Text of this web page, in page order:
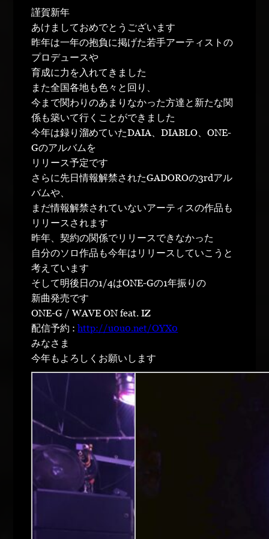
謹賀新年
あけましておめでとうございます
昨年は一年の抱負に掲げた若手アーティストの
プロデュースや
育成に力を入れてきました
また全国各地も色々と回り、
今まで関わりのあまりなかった方達と新たな関
係も築いて行くことができました
今年は録り溜めていたDAIA、DIABLO、ONE-
Gのアルバムを
リリース予定です
さらに先日情報解禁されたGADOROの3rdアル
バムや、
まだ情報解禁されていないアーティスの作品も
リリースされます
昨年、契約の関係でリリースできなかった
自分のソロ作品も今年はリリースしていこうと
考えています
そして明後日の1/4はONE-Gの1年振りの
新曲発売です
ONE-G / WAVE ON feat. IZ
配信予約 :http://u0u0.net/OYX0
みなさま
今年もよろしくお願いします